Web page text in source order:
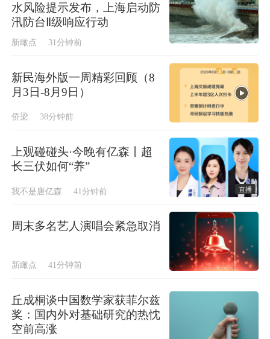
水风险提示发布，上海启动防
汛防台Ⅱ级响应行动
新瞰点 31分钟前
新民海外版一周精彩回顾（8
月3日-8月9日）
侨梁 38分钟前
上观碰碰头·今晚有亿森丨超
长三伏如何“养”
我不是唐亿森 41分钟前 直播
周末多名艺人演唱会紧急取消
新瞰点 41分钟前
丘成桐谈中国数学家获菲尔兹
奖：国内外对基础研究的热忱
空前高涨